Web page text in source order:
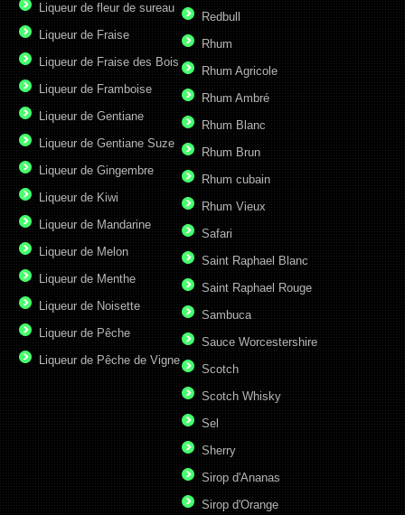
Liqueur de fleur de sureau
Liqueur de Fraise
Liqueur de Fraise des Bois
Liqueur de Framboise
Liqueur de Gentiane
Liqueur de Gentiane Suze
Liqueur de Gingembre
Liqueur de Kiwi
Liqueur de Mandarine
Liqueur de Melon
Liqueur de Menthe
Liqueur de Noisette
Liqueur de Pêche
Liqueur de Pêche de Vigne
Redbull
Rhum
Rhum Agricole
Rhum Ambré
Rhum Blanc
Rhum Brun
Rhum cubain
Rhum Vieux
Safari
Saint Raphael Blanc
Saint Raphael Rouge
Sambuca
Sauce Worcestershire
Scotch
Scotch Whisky
Sel
Sherry
Sirop d'Ananas
Sirop d'Orange